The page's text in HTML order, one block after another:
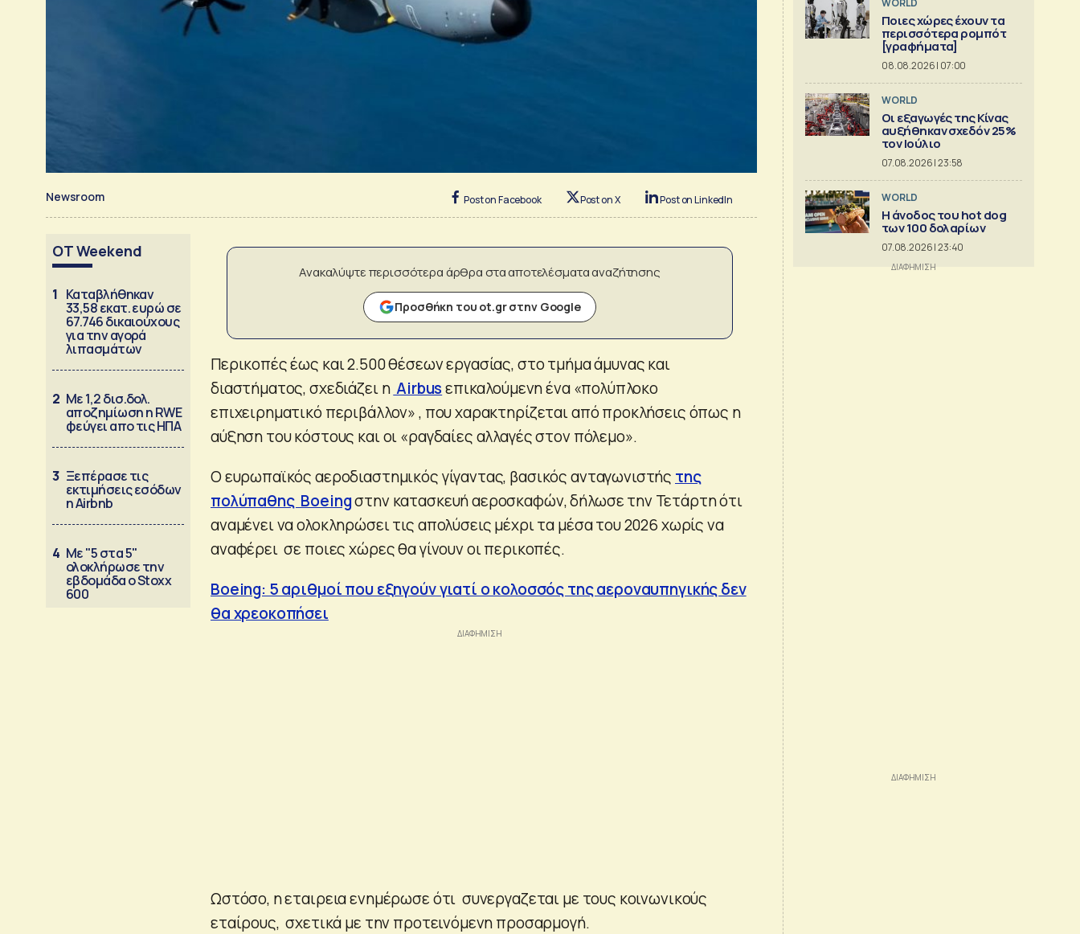
Newsroom Post on Facebook Post on X Post on LinkedIn
OT Weekend
1 Καταβλήθηκαν
33,58 εκατ. ευρώ σε
67.746 δικαιούχους
για την αγορά
λιπασμάτων
2 Με 1,2 δισ.δολ.
αποζημίωση η RWE
φεύγει απο τις ΗΠΑ
3 Ξεπέρασε τις
εκτιμήσεις εσόδων
η Airbnb
4 Με "5 στα 5"
ολοκλήρωσε την
εβδομάδα ο Stoxx
600
Ανακαλύψτε περισσότερα άρθρα στα αποτελέσματα αναζήτησης
Προσθήκη του ot.gr στην Google
Περικοπές έως και 2.500 θέσεων εργασίας, στο τμήμα άμυνας και
διαστήματος, σχεδιάζει η Airbusεπικαλούμενη ένα «πολύπλοκο
επιχειρηματικό περιβάλλον» , που χαρακτηρίζεται από προκλήσεις όπως η
αύξηση του κόστους και οι «ραγδαίες αλλαγές στον πόλεμο».
Ο ευρωπαϊκός αεροδιαστημικός γίγαντας, βασικός ανταγωνιστής της
πολύπαθης Boeingστην κατασκευή αεροσκαφών, δήλωσε την Τετάρτη ότι
αναμένει να ολοκληρώσει τις απολύσεις μέχρι τα μέσα του 2026 χωρίς να
αναφέρει σε ποιες χώρες θα γίνουν οι περικοπές.
Βoeing: 5 αριθμοί που εξηγούν γιατί ο κολοσσός της αεροναυπηγικής δεν
θα χρεοκοπήσει
Ωστόσο, η εταιρεια ενημέρωσε ότι συνεργαζεται με τους κοινωνικούς
εταίρους, σχετικά με την προτεινόμενη προσαρμογή.
WORLD
Ποιες χώρες έχουν τα
περισσότερα ρομπότ
[γραφήματα]
08.08.2026 | 07:00
WORLD
Οι εξαγωγές της Κίνας
αυξήθηκαν σχεδόν 25%
τον Ιούλιο
07.08.2026 | 23:58
WORLD
Η άνοδος του hot dog
των 100 δολαρίων
07.08.2026 | 23:40